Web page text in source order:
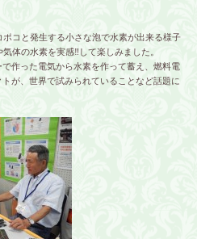
コと発生する小さな泡で水素が出来る様子
体の水素を実感‼して楽しみました。
作った電気から水素を作って蓄え、燃料電
が、世界で試みられていることなど話題に